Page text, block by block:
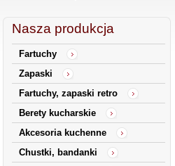
Nasza produkcja
Fartuchy
Zapaski
Fartuchy, zapaski retro
Berety kucharskie
Akcesoria kuchenne
Chustki, bandanki